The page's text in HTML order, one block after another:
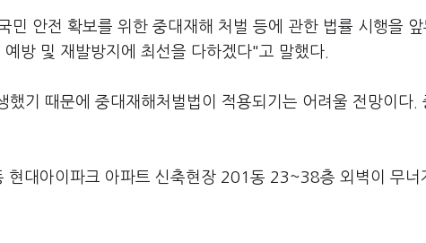
민 안전 확보를 위한 중대재해 처벌 등에 관한 법률 시행을
방 및 재발방지에 최선을 다하겠다"고 말했다.
기 때문에 중대재해처벌법이 적용되기는 어려울 전망이다.
현대아이파크 아파트 신축현장 201동 23~38층 외벽이 무너